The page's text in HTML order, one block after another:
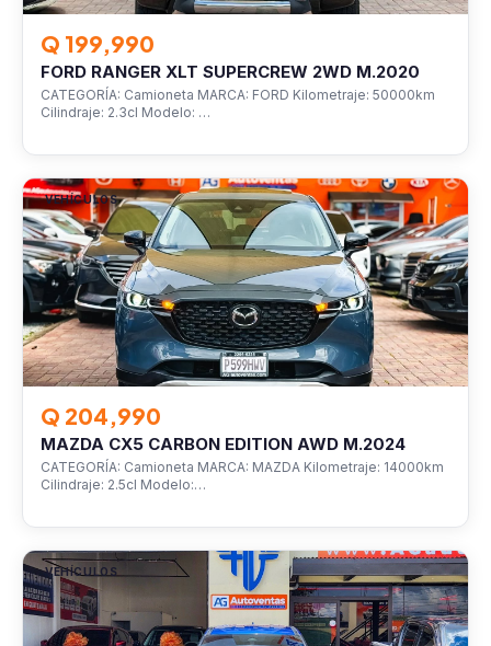
Q 199,990
FORD RANGER XLT SUPERCREW 2WD M.2020
CATEGORÍA: Camioneta MARCA: FORD Kilometraje: 50000km
Cilindraje: 2.3cl Modelo: …
VEHÍCULOS
Q 204,990
MAZDA CX5 CARBON EDITION AWD M.2024
CATEGORÍA: Camioneta MARCA: MAZDA Kilometraje: 14000km
Cilindraje: 2.5cl Modelo:…
VEHÍCULOS